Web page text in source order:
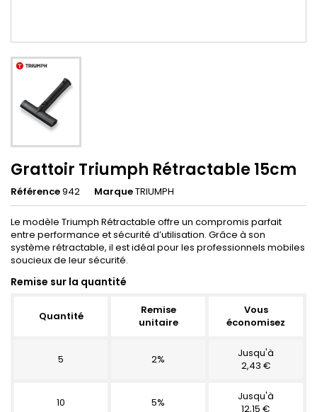
Grattoir Triumph Rétractable 15cm
Référence942 MarqueTRIUMPH
Le modèle Triumph Rétractable offre un compromis parfait
entre performance et sécurité d’utilisation. Grâce à son
système rétractable, il est idéal pour les professionnels mobiles
soucieux de leur sécurité.
Remise sur la quantité
Quantité
Remise
unitaire
Vous
économisez
5 2%
Jusqu'à
2,43 €
10 5%
Jusqu'à
12,15 €